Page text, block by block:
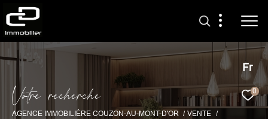
Fr
0
Votre recherche
AGENCE IMMOBILIÈRE COUZON-AU-MONT-D'OR
VENTE